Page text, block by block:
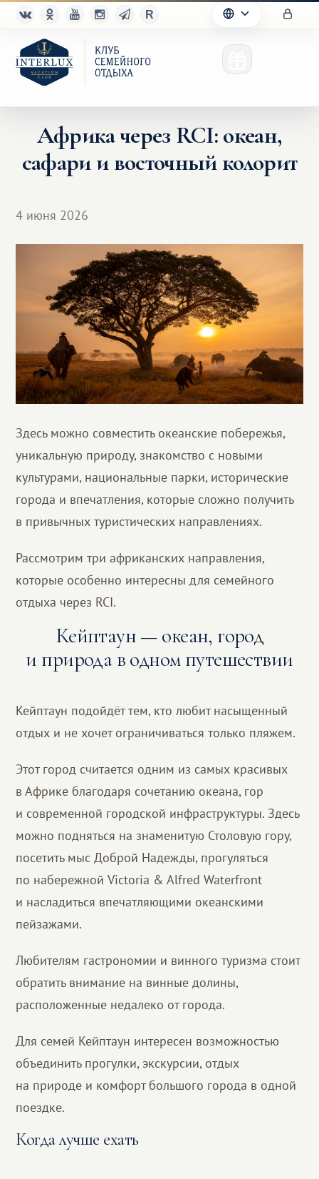
Клуб
Благотворительность
Африка через RCI: океан,
сафари и восточный колорит
4 июня 2026
Здесь можно совместить океанские побережья,
уникальную природу, знакомство с новыми
культурами, национальные парки, исторические
города и впечатления, которые сложно получить
в привычных туристических направлениях.
Рассмотрим три африканских направления,
которые особенно интересны для семейного
отдыха через RCI.
Кейптаун — океан, город
и природа в одном путешествии
Кейптаун подойдёт тем, кто любит насыщенный
отдых и не хочет ограничиваться только пляжем.
Этот город считается одним из самых красивых
в Африке благодаря сочетанию океана, гор
и современной городской инфраструктуры. Здесь
можно подняться на знаменитую Столовую гору,
посетить мыс Доброй Надежды, прогуляться
по набережной Victoria & Alfred Waterfront
и насладиться впечатляющими океанскими
пейзажами.
Любителям гастрономии и винного туризма стоит
обратить внимание на винные долины,
расположенные недалеко от города.
Для семей Кейптаун интересен возможностью
объединить прогулки, экскурсии, отдых
на природе и комфорт большого города в одной
поездке.
Когда лучше ехать